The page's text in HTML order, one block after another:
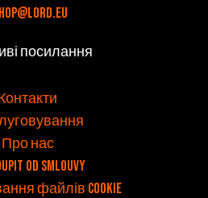
посилання
Про нас
od smlouvy
файлів cookie